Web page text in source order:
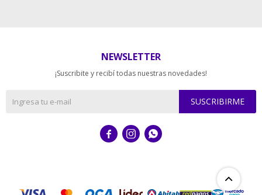
NEWSLETTER
¡Suscribite y recibí todas nuestras novedades!
SUSCRIBIRME
  